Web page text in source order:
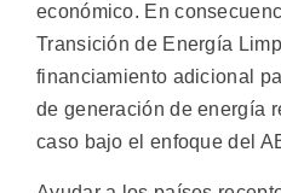
económico. En
Transición de Energía
financiamiento adicional
de generación de energía
caso bajo el enfoque del